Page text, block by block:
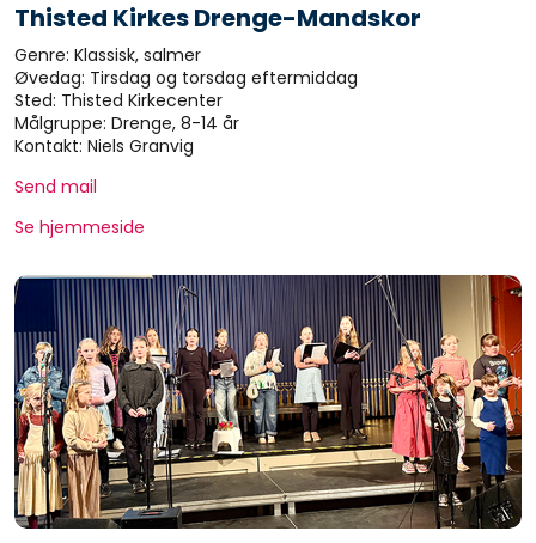
Thisted Kirkes Drenge-Mandskor
Genre: Klassisk, salmer
Øvedag: Tirsdag og torsdag eftermiddag
Sted: Thisted Kirkecenter
Målgruppe: Drenge, 8-14 år
Kontakt: Niels Granvig
Send mail
Se hjemmeside